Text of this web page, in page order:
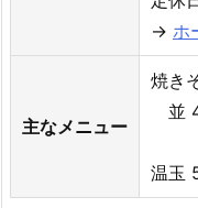
→ ホ
主なメニュー
焼き
並
温玉